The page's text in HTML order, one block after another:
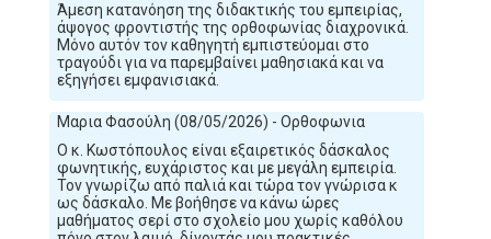
Άμεση κατανόηση της διδακτικής του εμπειρίας,
άψογος φροντιστής της ορθοφωνίας διαχρονικά.
Μόνο αυτόν τον καθηγητή εμπιστεύομαι στο
τραγούδι για να παρεμβαίνει μαθησιακά και να
εξηγήσει εμφανισιακά.
Μαρια Φασούλη (08/05/2026) - Ορθοφωνια
Ο κ. Κωστόπουλος είναι εξαιρετικός δάσκαλος
φωνητικής, ευχάριστος και με μεγάλη εμπειρία.
Τον γνωρίζω από παλιά και τώρα τον γνώρισα κ
ως δάσκαλο. Με βοήθησε να κάνω ώρες
μαθήματος σερί στο σχολείο μου χωρίς καθόλου